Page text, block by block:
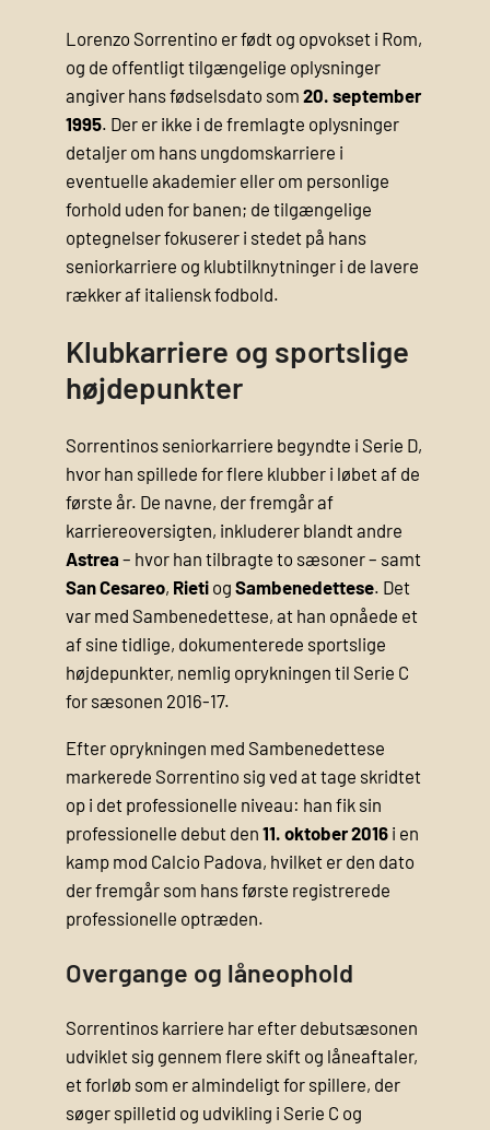
Lorenzo Sorrentino er født og opvokset i Rom,
og de offentligt tilgængelige oplysninger
angiver hans fødselsdato som 20. september
1995. Der er ikke i de fremlagte oplysninger
detaljer om hans ungdomskarriere i
eventuelle akademier eller om personlige
forhold uden for banen; de tilgængelige
optegnelser fokuserer i stedet på hans
seniorkarriere og klubtilknytninger i de lavere
rækker af italiensk fodbold.
Klubkarriere og sportslige
højdepunkter
Sorrentinos seniorkarriere begyndte i Serie D,
hvor han spillede for flere klubber i løbet af de
første år. De navne, der fremgår af
karriereoversigten, inkluderer blandt andre
Astrea – hvor han tilbragte to sæsoner – samt
San Cesareo, Rietiog Sambenedettese. Det
var med Sambenedettese, at han opnåede et
af sine tidlige, dokumenterede sportslige
højdepunkter, nemlig oprykningen til Serie C
for sæsonen 2016-17.
Efter oprykningen med Sambenedettese
markerede Sorrentino sig ved at tage skridtet
op i det professionelle niveau: han fik sin
professionelle debut den 11. oktober 2016i en
kamp mod Calcio Padova, hvilket er den dato
der fremgår som hans første registrerede
professionelle optræden.
Overgange og låneophold
Sorrentinos karriere har efter debutsæsonen
udviklet sig gennem flere skift og låneaftaler,
et forløb som er almindeligt for spillere, der
søger spilletid og udvikling i Serie C og